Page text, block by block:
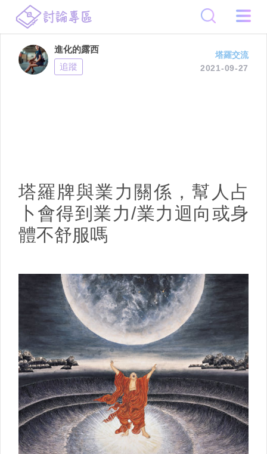
進化的露西
追蹤
塔羅交流
2021-09-27
塔羅牌與業力關係，幫人占
卜會得到業力/業力迴向或身
體不舒服嗎